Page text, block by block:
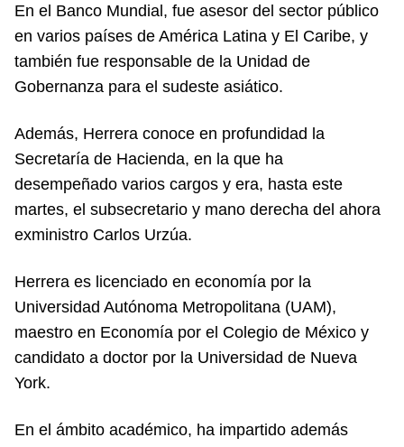
En el Banco Mundial, fue asesor del sector público
en varios países de América Latina y El Caribe, y
también fue responsable de la Unidad de
Gobernanza para el sudeste asiático.
Además, Herrera conoce en profundidad la
Secretaría de Hacienda, en la que ha
desempeñado varios cargos y era, hasta este
martes, el subsecretario y mano derecha del ahora
exministro Carlos Urzúa.
Herrera es licenciado en economía por la
Universidad Autónoma Metropolitana (UAM),
maestro en Economía por el Colegio de México y
candidato a doctor por la Universidad de Nueva
York.
En el ámbito académico, ha impartido además